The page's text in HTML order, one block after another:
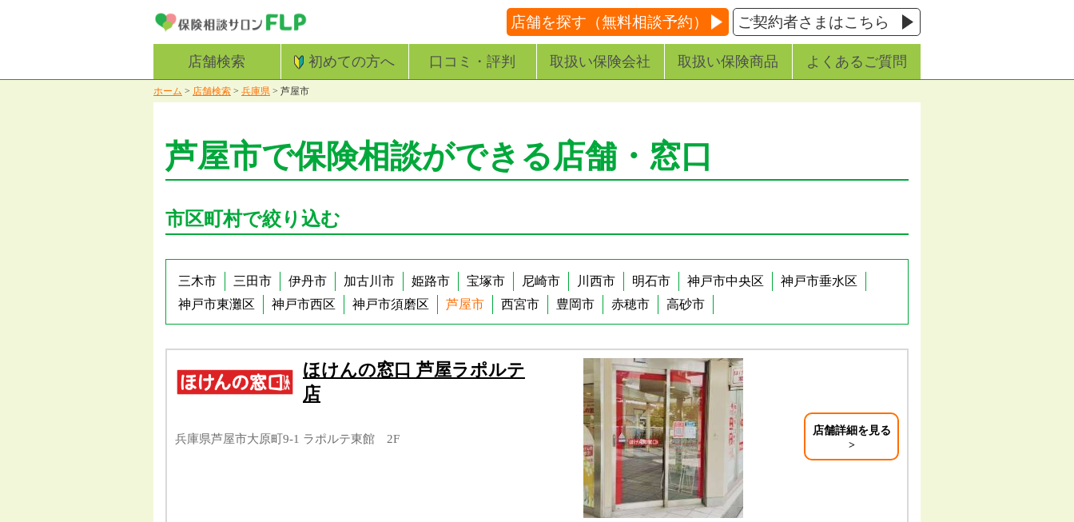
店舗を探す（無料相談予約） ご契約者さまはこちら
店舗検索 初めての方へ 口コミ・評判 取扱い保険会社 取扱い保険商品 よくあるご質問
ホーム > 店舗検索 > 兵庫県 > 芦屋市
芦屋市で保険相談ができる店舗・窓口
市区町村で絞り込む
三木市 三田市 伊丹市 加古川市 姫路市 宝塚市 尼崎市 川西市 明石市 神戸市中央区
神戸市垂水区
神戸市東灘区
神戸市西区 神戸市須磨区 芦屋市 西宮市 豊岡市 赤穂市 高砂市
ほけんの窓口 芦屋ラポルテ
店
兵庫県芦屋市大原町9-1 ラポルテ東館 2F
店舗詳細を見る